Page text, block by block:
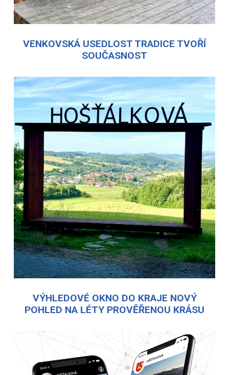
VENKOVSKÁ USEDLOST TRADICE TVOŘÍ
SOUČASNOST
VÝHLEDOVÉ OKNO DO KRAJE NOVÝ
POHLED NA LÉTY PROVĚŘENOU KRÁSU